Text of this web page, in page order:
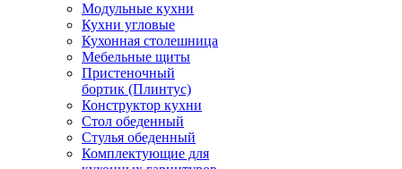
Модульные кухни
Кухни угловые
Кухонная столешница
Мебельные щиты
Пристеночный
бортик (Плинтус)
Конструктор кухни
Стол обеденный
Стулья обеденный
Комплектующие для